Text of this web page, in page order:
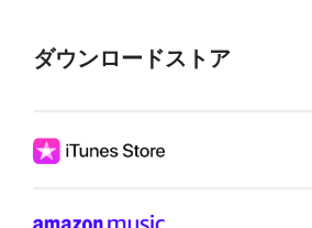
ダウンロードストア